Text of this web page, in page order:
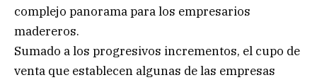
complejo panorama para los empresarios
madereros.
Sumado a los progresivos incrementos, el cupo de
venta que establecen algunas de las empresas